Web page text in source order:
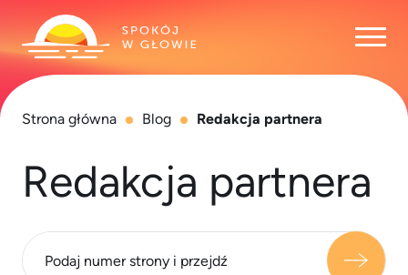
Strona główna Blog Redakcja partnera
Redakcja partnera